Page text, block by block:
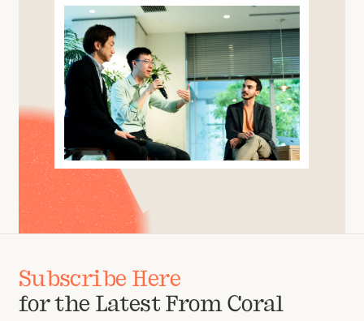
Subscribe Here
for the Latest From Coral